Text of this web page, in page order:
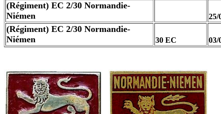
(Régiment) EC 2/30 Normandie-
Niémen
25/
(Régiment) EC 2/30 Normandie-
Niémen
30 EC 03/